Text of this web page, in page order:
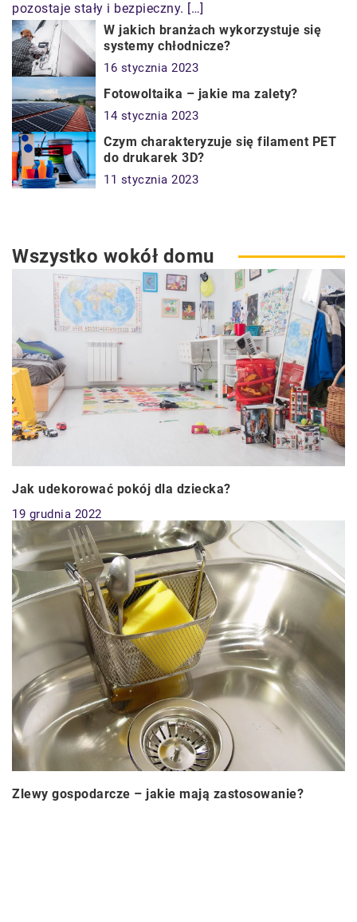
pozostaje stały i bezpieczny. […]
W jakich branżach wykorzystuje się
systemy chłodnicze?
16 stycznia 2023
Fotowoltaika – jakie ma zalety?
14 stycznia 2023
Czym charakteryzuje się filament PET
do drukarek 3D?
11 stycznia 2023
Wszystko wokół domu
Jak udekorować pokój dla dziecka?
19 grudnia 2022
Zlewy gospodarcze – jakie mają zastosowanie?